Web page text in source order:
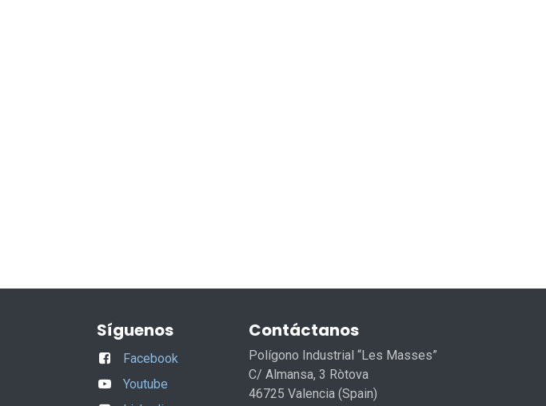
Síguenos
Facebook
Youtube
Contáctanos
Polígono Industrial “Les Masses”
C/ Almansa, 3 Ròtova
46725 Valencia (Spain)